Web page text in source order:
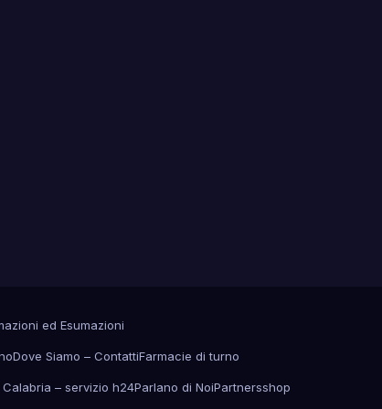
ed Esumazioni
Dove Siamo – ContattiFarmacie di turno
– servizio h24Parlano di NoiPartnersshop